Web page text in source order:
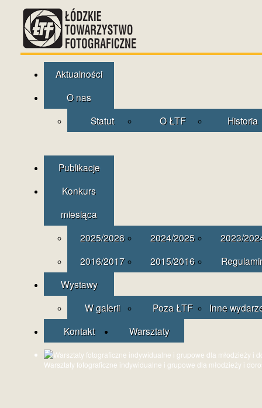
Aktualności
O nas
Statut
O ŁTF Historia
Publikacje
Konkurs
miesiąca
2025/2026
2024/2025
2023/
2016/2017
2015/2016
Wystawy
W galerii
Poza ŁTF
Inne
Kontakt
Warsztaty
Warsztaty fotograficzne indywidualne i grupowe dla młodzieży i